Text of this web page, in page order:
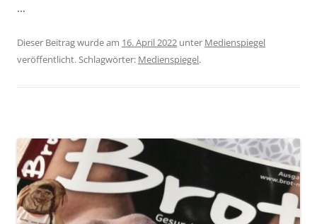
…
Dieser Beitrag wurde am 16. April 2022 unter Medienspiegel
veröffentlicht. Schlagwörter: Medienspiegel.